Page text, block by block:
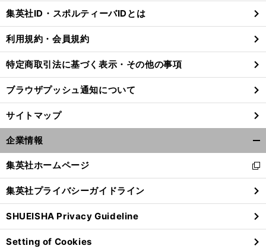
前
へ
る
集英社ID・スポルティーバIDとは
利用規約・会員規約
特定商取引法に基づく表示・その他の事項
ブラウザプッシュ通知について
サイトマップ
企業情報
閉
る
集英社ホームページ
新
し
い
ウ
ィ
ン
ド
集英社プライバシーガイドライン
SHUEISHA Privacy Guideline
Setting of Cookies